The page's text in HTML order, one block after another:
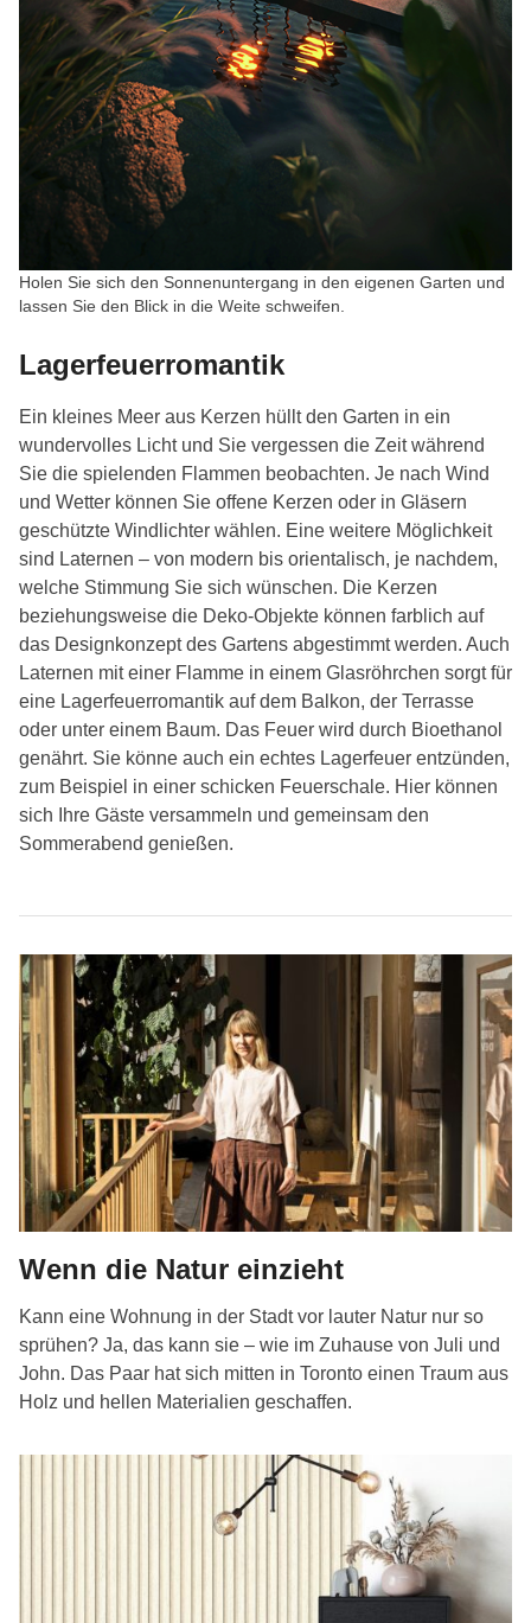
Holen Sie sich den Sonnenuntergang in den eigenen Garten und
lassen Sie den Blick in die Weite schweifen.
Lagerfeuerromantik
Ein kleines Meer aus Kerzen hüllt den Garten in ein
wundervolles Licht und Sie vergessen die Zeit während
Sie die spielenden Flammen beobachten. Je nach Wind
und Wetter können Sie offene Kerzen oder in Gläsern
geschützte Windlichter wählen. Eine weitere Möglichkeit
sind Laternen – von modern bis orientalisch, je nachdem,
welche Stimmung Sie sich wünschen. Die Kerzen
beziehungsweise die Deko-Objekte können farblich auf
das Designkonzept des Gartens abgestimmt werden. Auch
Laternen mit einer Flamme in einem Glasröhrchen sorgt für
eine Lagerfeuerromantik auf dem Balkon, der Terrasse
oder unter einem Baum. Das Feuer wird durch Bioethanol
genährt. Sie könne auch ein echtes Lagerfeuer entzünden,
zum Beispiel in einer schicken Feuerschale. Hier können
sich Ihre Gäste versammeln und gemeinsam den
Sommerabend genießen.
Wenn die Natur einzieht
Kann eine Wohnung in der Stadt vor lauter Natur nur so
sprühen? Ja, das kann sie – wie im Zuhause von Juli und
John. Das Paar hat sich mitten in Toronto einen Traum aus
Holz und hellen Materialien geschaffen.